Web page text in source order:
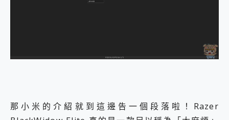
那小米的介紹就到這邊告一個段落啦！Razer